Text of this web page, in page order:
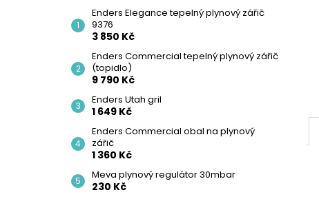
Enders Elegance tepelný plynový zářič
9376
3 850 Kč
Enders Commercial tepelný plynový zářič
(topidlo)
9 790 Kč
Enders Utah gril
1 649 Kč
Enders Commercial obal na plynový
zářič
1 360 Kč
Meva plynový regulátor 30mbar
230 Kč